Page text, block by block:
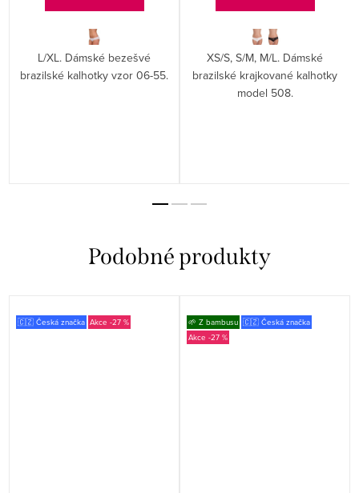
L/XL. Dámské bezešvé
brazilské kalhotky vzor 06-55.
XS/S, S/M, M/L. Dámské
brazilské krajkované kalhotky
model 508.
🇨🇿 Česká značka -27 % 🌱 Z bambusu 🇨🇿 Česká značka
-27 %